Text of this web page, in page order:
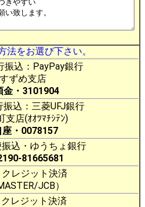
法をお選び下さい。
振込：PayPay銀行
め支店
・3101904
振込：三菱UFJ銀行
店(ｵｵﾂﾏﾁｼﾃﾝ)
座・0078157
込・ゆうちょ銀行
81665681
クレジット決済
JCB）
クレジット決済